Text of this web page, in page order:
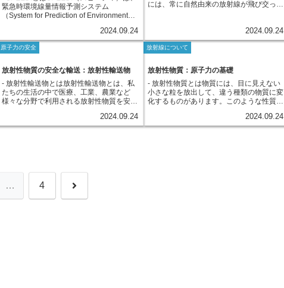
厳格な手順に従って進められます。ホット
セルは、原子力発電を安全に利用するため
に無くてはならない施設であり、目に見え
ない脅威から人々と環境を守る、重要な役
割を担っているのです。
ホット試験によって得られた知見は、原子
献しています。将来の原子力技術の発展の
ためにも、ホット試験の役割はますます重
要性を増していくと言えるでしょう。
よって広範囲に拡散させることにありま
す。放射性物質は、目に見えず、臭いもし
後には分かりません。 放射性物質を浴び
た場合には、時間の経過とともに、吐き気
や倦怠感、皮膚の炎症、脱毛といった症状
わたって放射線を浴び続けることで、がん
あります。汚い爆弾は、その製造や入手が
比較的容易であると考えられており、テロ
組織等による使用が懸念されています。
子核から放射線と呼ばれるエネルギーを放
さにこの、物質が放射線を出す性質のこと
を指します。そして、放射能を持つ物質の
ことを放射性物質と呼びます。放射線に
ど、いくつかの種類があります。これらの
影響がそれぞれ異なります。レントゲン検
査などで利用されるのも、この放射線の性
質を利用したものです。
緊急時環境線量情報予測システム
（System for Prediction of Environmental
す。原子力発電所などで万が一、放射性物
質が環境中に放出されるような事故が発生
した場合、SPEEDIは周辺地域への影響を
な情報を提供することを目的としたシステ
ムです。具体的には、事故発生時の気象条
件（風向、風速、大気安定度など）や地形
データ、原子力施設からの放射性物質の放
出量などの情報をもとに、放射性物質の大
気中濃度や地表面への沈着量、空間線量率
に伝達され、適切な判断と対策を支援しま
2024.09.24
には、常に自然由来の放射線が飛び交って
ばれ、私たち人類は太古の昔から、常に自
然放射線源の影響を受けながら生活してき
伴い、人工的に放射線を発生させる技術も
確立されました。レントゲン撮影に使われ
るエックス線発生装置は、医療現場におけ
る診断に欠かせない技術となっています。
また、がん細胞を死滅させる効果を持つ放
射性同位元素は、がんなどの病気の治療に
役立っています。このように、放射線源は
私たちの生活に様々な恩恵をもたらしてく
2024.09.24
原子力の安全
放射性物質の安全な輸送：放射性輸送物
- 放射性輸送物とは放射性輸送物とは、私
たちの生活の中で医療、工業、農業など
様々な分野で利用される放射性物質を安全
ことを指します。放射性物質は、その種類
や放射能の強さによって、人体や環境に影
が定めた厳しい安全基準に基づいて設計・
製造されています。この基準は、輸送中の
事故や災害など、あらゆる状況を想定し、
放射性物質が外部に漏洩したり、放射線が
2024.09.24
放射線について
放射性物質：原子力の基礎
- 放射性物質とは物質には、目に見えない
小さな粒を放出して、違う種類の物質に変
化するものがあります。このような性質を
質は、中心にある原子核とその周りを回る
電子からできていますが、このうち原子核
2024.09.24
… 4 次